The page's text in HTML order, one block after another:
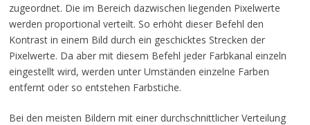
zugeordnet. Die im Bereich dazwischen liegenden Pixelwerte
werden proportional verteilt. So erhöht dieser Befehl den
Kontrast in einem Bild durch ein geschicktes Strecken der
Pixelwerte. Da aber mit diesem Befehl jeder Farbkanal einzeln
eingestellt wird, werden unter Umständen einzelne Farben
entfernt oder so entstehen Farbstiche.
Bei den meisten Bildern mit einer durchschnittlicher Verteilung